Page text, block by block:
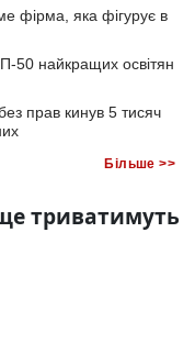
фірма, яка фігурує в
50 найкращих освітян
прав кинув 5 тисяч
Більше >>
триватимуть